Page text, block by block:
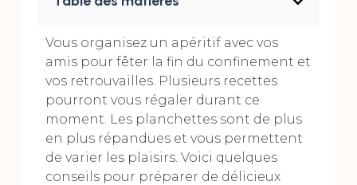
Vous organisez un apéritif avec vos
amis pour fêter la fin du confinement et
vos retrouvailles. Plusieurs recettes
pourront vous régaler durant ce
moment. Les planchettes sont de plus
en plus répandues et vous permettent
de varier les plaisirs. Voici quelques
conseils pour préparer de délicieux